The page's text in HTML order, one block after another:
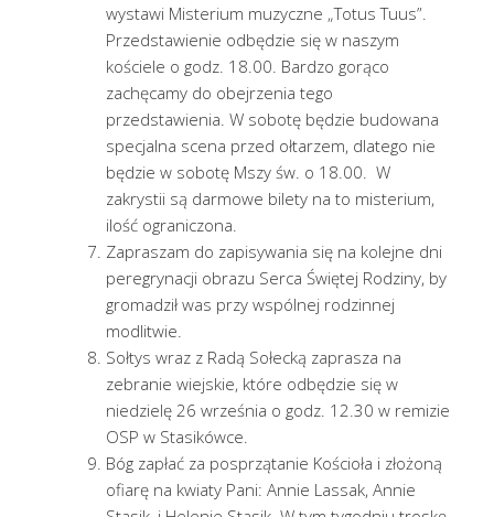
wystawi Misterium muzyczne „Totus Tuus”.
Przedstawienie odbędzie się w naszym
kościele o godz. 18.00. Bardzo gorąco
zachęcamy do obejrzenia tego
przedstawienia. W sobotę będzie budowana
specjalna scena przed ołtarzem, dlatego nie
będzie w sobotę Mszy św. o 18.00. W
zakrystii są darmowe bilety na to misterium,
ilość ograniczona.
Zapraszam do zapisywania się na kolejne dni
peregrynacji obrazu Serca Świętej Rodziny, by
gromadził was przy wspólnej rodzinnej
modlitwie.
Sołtys wraz z Radą Sołecką zaprasza na
zebranie wiejskie, które odbędzie się w
niedzielę 26 września o godz. 12.30 w remizie
OSP w Stasikówce.
Bóg zapłać za posprzątanie Kościoła i złożoną
ofiarę na kwiaty Pani: Annie Lassak, Annie